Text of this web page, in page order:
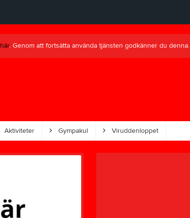
här. Genom att fortsätta använda tjänsten godkänner du denna.
Aktiviteter Gympakul Viruddenloppet